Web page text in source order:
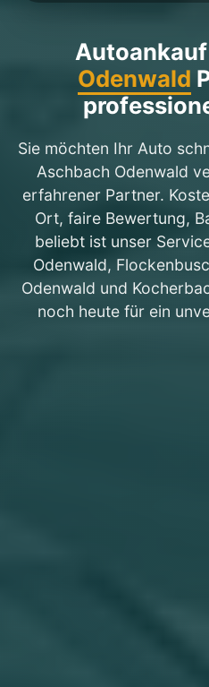
Autoankauf
Odenwald
Sie möchten Ihr Auto
Aschbach Odenwald
erfahrener Partner.
Ort, faire Bewertung,
beliebt ist unser
Odenwald,
Odenwald und
noch heute für ein